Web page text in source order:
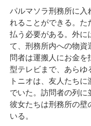
パルマソラ刑務所に入
れることができる。た
払う必要がある。外に
て、刑務所内への物
問者は運搬人にお金
型テレビまで、あらゆ
トニオは、友人たち
でいた。訪問者の列に
彼女たちは刑務所の壁
いる。